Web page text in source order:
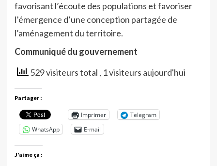
favorisant l’écoute des populations et favoriser
l’émergence d’une conception partagée de
l’aménagement du territoire.
Communiqué du gouvernement
529 visiteurs total , 1 visiteurs aujourd'hui
Partager :
Imprimer
Telegram
WhatsApp
E-mail
J’aime ça :